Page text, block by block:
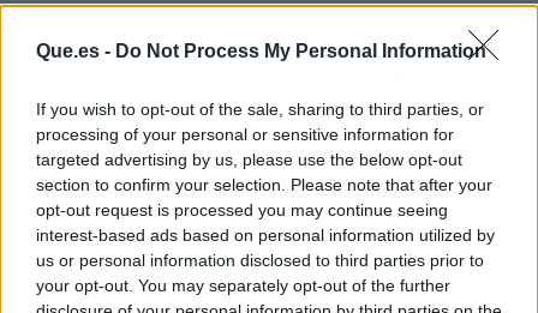
Que.es - Do Not Process My Personal Information
If you wish to opt-out of the sale, sharing to third parties, or
processing of your personal or sensitive information for
targeted advertising by us, please use the below opt-out
section to confirm your selection. Please note that after your
opt-out request is processed you may continue seeing
interest-based ads based on personal information utilized by
us or personal information disclosed to third parties prior to
your opt-out. You may separately opt-out of the further
Guillermo Elías actualmente ofrece susshows
diferentes ocasiones, tales como cumpleaños,
bodas, eventos empresariales y cualquier
celebración. Con un espectáculo único y un
talento sin igual, este doble de Luis Miguel es
una apuesta segura para disfrutar del mejor
evento musical.